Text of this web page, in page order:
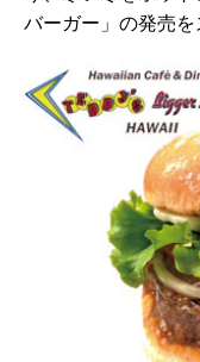
バーガー」の発売を